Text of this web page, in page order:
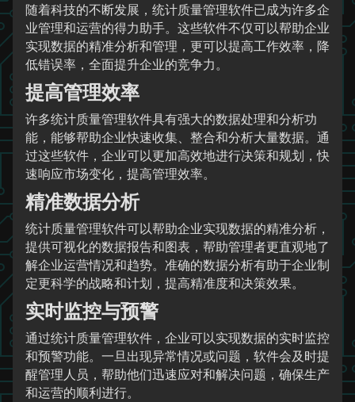
随着科技的不断发展，统计质量管理软件已成为许多企
业管理和运营的得力助手。这些软件不仅可以帮助企业
实现数据的精准分析和管理，更可以提高工作效率，降
低错误率，全面提升企业的竞争力。
提高管理效率
许多统计质量管理软件具有强大的数据处理和分析功
能，能够帮助企业快速收集、整合和分析大量数据。通
过这些软件，企业可以更加高效地进行决策和规划，快
速响应市场变化，提高管理效率。
精准数据分析
统计质量管理软件可以帮助企业实现数据的精准分析，
提供可视化的数据报告和图表，帮助管理者更直观地了
解企业运营情况和趋势。准确的数据分析有助于企业制
定更科学的战略和计划，提高精准度和决策效果。
实时监控与预警
通过统计质量管理软件，企业可以实现数据的实时监控
和预警功能。一旦出现异常情况或问题，软件会及时提
醒管理人员，帮助他们迅速应对和解决问题，确保生产
和运营的顺利进行。